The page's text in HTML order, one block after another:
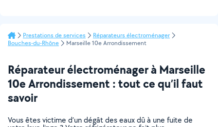
Prestations de services
Réparateurs électroménager
Bouches-du-Rhône
Marseille 10e Arrondissement
Réparateur électroménager à Marseille
10e Arrondissement : tout ce qu’il faut
savoir
Vous êtes victime d’un dégât des eaux dû à une fuite de